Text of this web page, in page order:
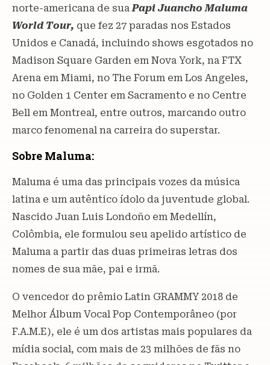
norte-americana de suaPapi Juancho Maluma
World Tour, que fez 27 paradas nos Estados
Unidos e Canadá, incluindo shows esgotados no
Madison Square Garden em Nova York, na FTX
Arena em Miami, no The Forum em Los Angeles,
no Golden 1 Center em Sacramento e no Centre
Bell em Montreal, entre outros, marcando outro
marco fenomenal na carreira do superstar.
Sobre Maluma:
Maluma é uma das principais vozes da música
latina e um autêntico ídolo da juventude global.
Nascido Juan Luis Londoño em Medellín,
Colômbia, ele formulou seu apelido artístico de
Maluma a partir das duas primeiras letras dos
nomes de sua mãe, pai e irmã.
O vencedor do prêmio Latin GRAMMY 2018 de
Melhor Álbum Vocal Pop Contemporâneo (por
F.A.M.E), ele é um dos artistas mais populares da
mídia social, com mais de 23 milhões de fãs no